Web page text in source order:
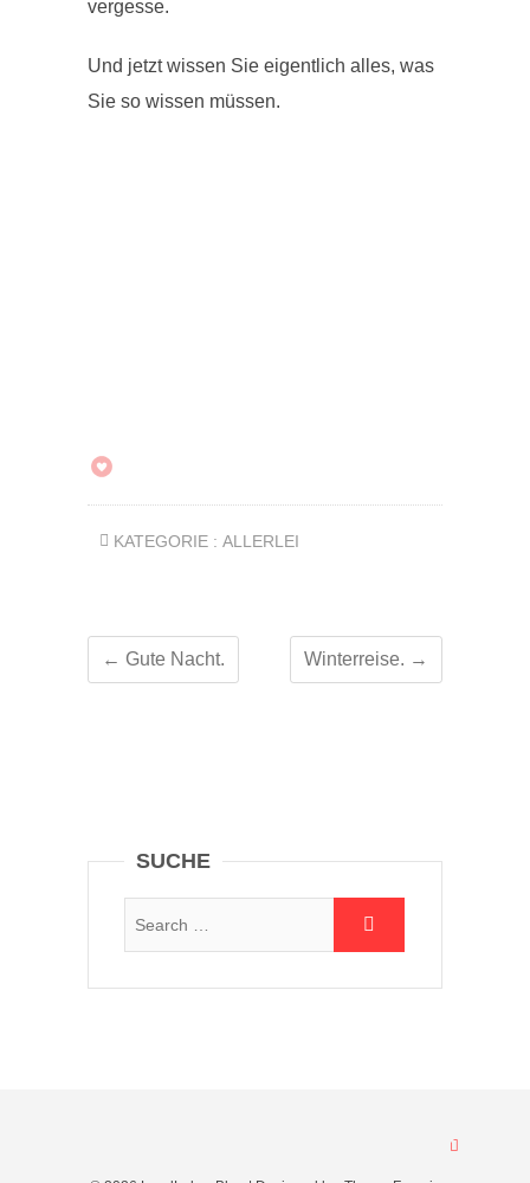
vergesse.
Und jetzt wissen Sie eigentlich alles, was
Sie so wissen müssen.
KATEGORIE : ALLERLEI
← Gute Nacht. Winterreise. →
SUCHE